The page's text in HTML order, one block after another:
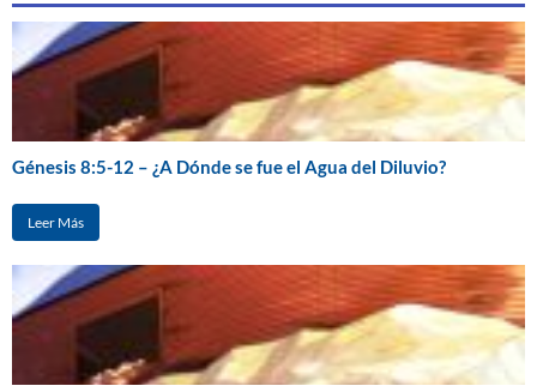
Génesis 8:5-12 – ¿A Dónde se fue el Agua del Diluvio?
Leer Más